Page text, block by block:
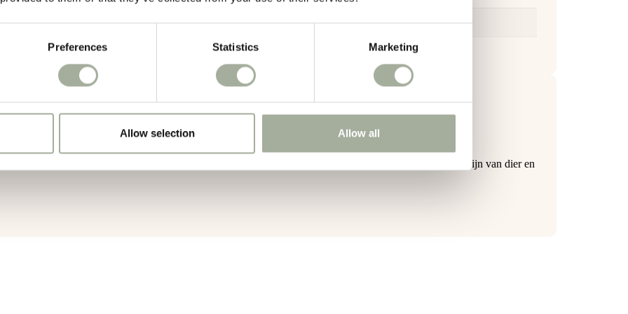
Preferences Statistics Marketing
Allow selection Allow all
6cm
groothandel in de huisdierenbranche. Hun missie is; kwaliteitsartikelen leveren voor het welzijn van dier en